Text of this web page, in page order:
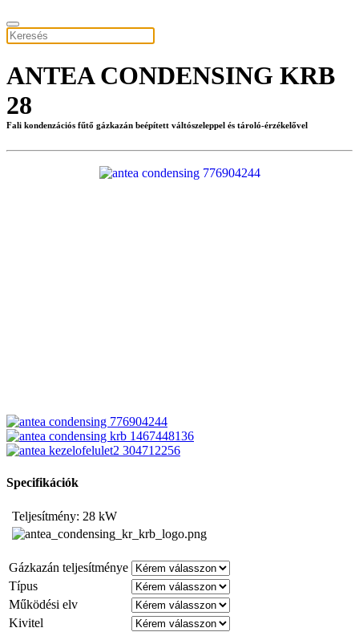
ANTEA CONDENSING KRB
28
Fali kondenzációs fűtő gázkazán beépített váltószeleppel és tároló-érzékelővel
Specifikációk
Teljesítmény: 28 kW
Gázkazán teljesítménye
Típus
Működési elv
Kivitel